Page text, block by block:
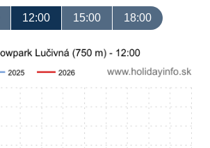
12:00 15:00 18:00